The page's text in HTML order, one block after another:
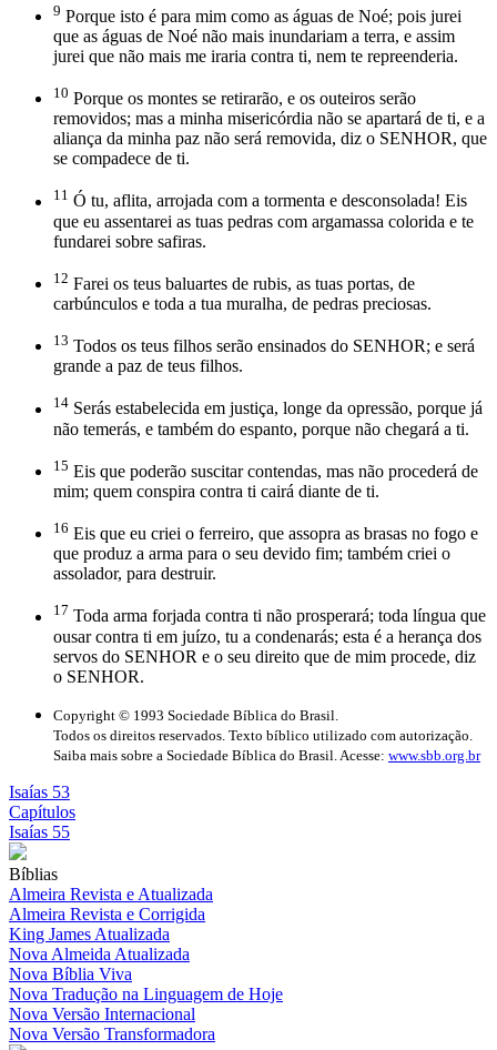
9 Porque isto é para mim como as águas de Noé; pois jurei
que as águas de Noé não mais inundariam a terra, e assim
jurei que não mais me iraria contra ti, nem te repreenderia.
10 Porque os montes se retirarão, e os outeiros serão
removidos; mas a minha misericórdia não se apartará de ti, e a
aliança da minha paz não será removida, diz o SENHOR, que
se compadece de ti.
11 Ó tu, aflita, arrojada com a tormenta e desconsolada! Eis
que eu assentarei as tuas pedras com argamassa colorida e te
fundarei sobre safiras.
12 Farei os teus baluartes de rubis, as tuas portas, de
carbúnculos e toda a tua muralha, de pedras preciosas.
13 Todos os teus filhos serão ensinados do SENHOR; e será
grande a paz de teus filhos.
14 Serás estabelecida em justiça, longe da opressão, porque já
não temerás, e também do espanto, porque não chegará a ti.
15 Eis que poderão suscitar contendas, mas não procederá de
mim; quem conspira contra ti cairá diante de ti.
16 Eis que eu criei o ferreiro, que assopra as brasas no fogo e
que produz a arma para o seu devido fim; também criei o
assolador, para destruir.
17 Toda arma forjada contra ti não prosperará; toda língua que
ousar contra ti em juízo, tu a condenarás; esta é a herança dos
servos do SENHOR e o seu direito que de mim procede, diz
o SENHOR.
Copyright © 1993 Sociedade Bíblica do Brasil.
Todos os direitos reservados. Texto bíblico utilizado com autorização.
Saiba mais sobre a Sociedade Bíblica do Brasil. Acesse: www.sbb.org.br
Isaías 53
Capítulos
Isaías 55
Bíblias
Almeira Revista e Atualizada
Almeira Revista e Corrigida
King James Atualizada
Nova Almeida Atualizada
Nova Bíblia Viva
Nova Tradução na Linguagem de Hoje
Nova Versão Internacional
Nova Versão Transformadora